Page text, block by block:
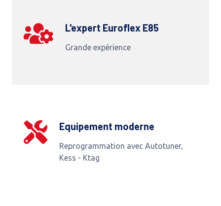
L'expert Euroflex E85
Grande expérience
Equipement moderne
Reprogrammation avec Autotuner,
Kess - Ktag